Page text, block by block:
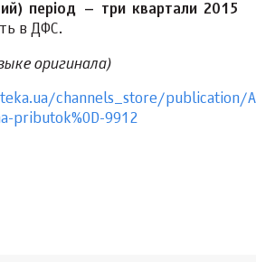
період – три квартали 2015
в ДФС.
оригинала)
channels_store/publication/
pributok%0D-9912